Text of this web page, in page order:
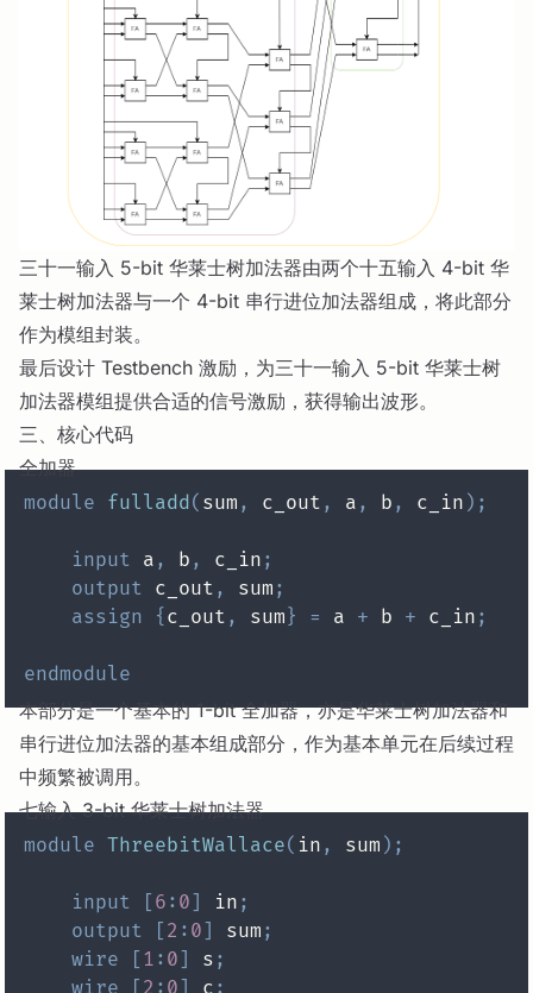
三十一输入 5-bit 华莱士树加法器由两个十五输入 4-bit 华
莱士树加法器与一个 4-bit 串行进位加法器组成，将此部分
作为模组封装。
最后设计 Testbench 激励，为三十一输入 5-bit 华莱士树
加法器模组提供合适的信号激励，获得输出波形。
三、核心代码
全加器
module fulladd ( sum , c_out , a , b , c_in ) ;
input a , b , c_in ;
output c_out , sum ;
assign
{ c_out , sum } = a + b + c_in ;
endmodule
本部分是一个基本的 1-bit 全加器，亦是华莱士树加法器和
串行进位加法器的基本组成部分，作为基本单元在后续过程
中频繁被调用。
七输入 3-bit 华莱士树加法器
module ThreebitWallace( in , sum ) ;
input [ 6 : 0] in ;
output
[ 2 : 0] sum ;
wire
[ 1 : 0] s ;
wire
[ 2 : 0] c ;